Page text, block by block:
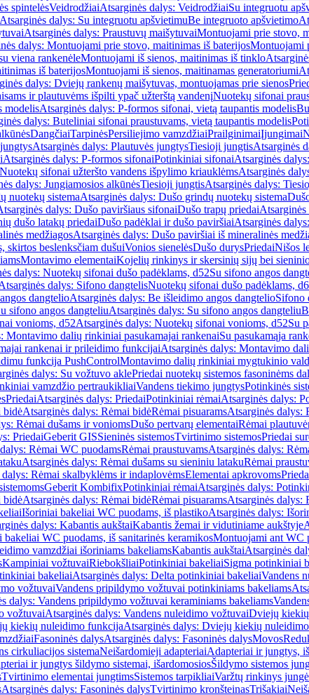
spintelėsVeidrodžiaiAtsarginės dalys: VeidrodžiaiSu integruotu
Atsarginės dalys: Su integruotu apšvietimuBe integruoto apšvietimo
Atsarginės dalys: Praustuvų maišytuvaiMontuojami prie stovo,
dalys: Montuojami prie stovo, maitinimas iš baterijosMontuojami
viena rankenėleMontuojami iš sienos, maitinimas iš tinklo
iš baterijosMontuojami iš sienos, maitinamas generatoriumi
dalys: Dviejų rankenų maišytuvas, montuojamas prie sienos
ir plautuvėms išpilti ypač užterštą vandenįNuotekų sifonai
modelisAtsarginės dalys: P-formos sifonai, vietą taupantis modelis
dalys: Buteliniai sifonai praustuvams, vietą taupantis modelis
DangčiaiTarpinėsPersiliejimo vamzdžiaiPrailginimaiĮjungimai
Atsarginės dalys: Plautuvės jungtysTiesioji jungtisAtsarginės
Atsarginės dalys: P-formos sifonaiPotinkiniai sifonaiAtsarginės
Nuotekų sifonai užteršto vandens išpylimo kriauklėmsAtsarginės
dalys: Jungiamosios alkūnėsTiesioji jungtisAtsarginės dalys:
nuotekų sistemaAtsarginės dalys: Dušo grindų nuotekų sistema
dalys: Dušo paviršiaus sifonaiDušo trapų priedai
dušo latakų priedaiDušo padėklai ir dušo paviršiaiAtsarginės
medžiagosAtsarginės dalys: Dušo paviršiai iš mineralinės
skirtos beslenksčiam dušuiVonios sienelėsDušo durysPriedaiNišos
Montavimo elementaiKojelių rinkinys ir skersinių sijų bei
dalys: Nuotekų sifonai dušo padėklams, d52Su sifono angos
dalys: Sifono dangtelisNuotekų sifonai dušo padėklams,
dangtelioAtsarginės dalys: Be išleidimo angos dangtelioSifono
sifono angos dangteliuAtsarginės dalys: Su sifono angos dangteliu
vonioms, d52Atsarginės dalys: Nuotekų sifonai vonioms, d52Su
Montavimo dalių rinkiniai pasukamajai rankenaiSu pasukamąja
rankenai ir prileidimo funkcijaiAtsarginės dalys: Montavimo
funkcija PushControlMontavimo dalių rinkiniai mygtukinio
dalys: Su vožtuvo aklePriedai nuotekų sistemos fasoninėms
vamzdžio pertraukikliaiVandens tiekimo jungtysPotinkinės
PriedaiAtsarginės dalys: PriedaiPotinkiniai rėmaiAtsarginės dalys:
bidėAtsarginės dalys: Rėmai bidėRėmai pisuaramsAtsarginės dalys:
Rėmai dušams ir voniomsDušo pertvarų elementaiRėmai
PriedaiGeberit GISSieninės sistemosTvirtinimo sistemosPriedai
Rėmai WC puodamsRėmai praustuvamsAtsarginės dalys:
Atsarginės dalys: Rėmai dušams su sieniniu latakuRėmai
dalys: Rėmai skalbyklėms ir indaplovėmsElementai apkrovoms
Geberit KombifixPotinkiniai rėmaiAtsarginės dalys:
bidėAtsarginės dalys: Rėmai bidėRėmai pisuaramsAtsarginės dalys:
Išoriniai bakeliai WC puodams, iš plastikoAtsarginės dalys:
dalys: Kabantis aukštaiKabantis žemai ir vidutiniame aukštyje
WC puodams, iš sanitarinės keramikosMontuojami ant WC
vamzdžiai išoriniams bakeliamsKabantis aukštaiAtsarginės
Kampiniai vožtuvaiRiebokšliaiPotinkiniai bakeliaiSigma potinkiniai
bakeliaiAtsarginės dalys: Delta potinkiniai bakeliaiVandens
vožtuvaiVandens pripildymo vožtuvai potinkiniams bakeliams
dalys: Vandens pripildymo vožtuvai keraminiams bakeliams
vožtuvaiAtsarginės dalys: Vandens nuleidimo vožtuvaiDviejų
kiekių nuleidimo funkcijaAtsarginės dalys: Dviejų kiekių
Fasoninės dalysAtsarginės dalys: Fasoninės dalysMovos
cirkuliacijos sistemaNeišardomieji adapteriaiAdapteriai ir jungtys,
ir jungtys šildymo sistemai, išardomosiosŠildymo sistemos
Tvirtinimo elementai jungtimsSistemos tarpikliaiVaržtų rinkinys
Atsarginės dalys: Fasoninės dalysTvirtinimo kronšteinasTrišakiai